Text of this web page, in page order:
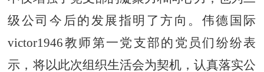
级公司今后的发展指明了方向。伟德国际
victor1946教师第一党支部的党员们纷纷表
示，将以此次组织生活会为契机，认真落实公